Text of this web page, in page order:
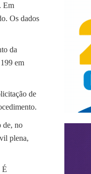
Em
Os dados
da
em
de
de, no
plena,
É